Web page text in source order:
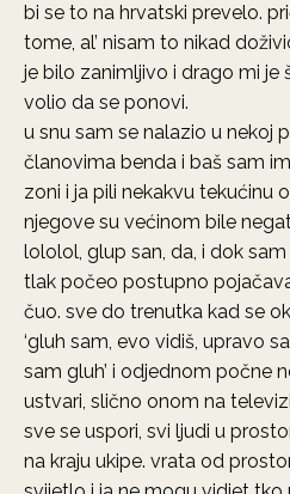
bi se to na hrvatski prevelo.
tome, al’ nisam to nikad
je bilo zanimljivo i drago mi je
volio da se ponovi.
u snu sam se nalazio u nekoj
članovima benda i baš sam
zoni i ja pili nekakvu tekućinu
njegove su većinom bile
lololol, glup san, da, i dok
tlak počeo postupno
čuo. sve do trenutka kad se
‘gluh sam, evo vidiš, upravo
sam gluh’ i odjednom počne
ustvari, slično onom na
sve se uspori, svi ljudi u
na kraju ukipe. vrata od